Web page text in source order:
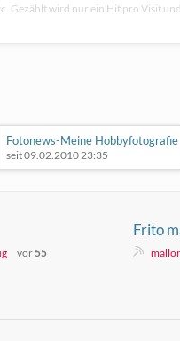
Gezählt wird nur ein Hit pro Visit
Fotonews-Meine Hobbyfotografie
seit 09.02.2010 23:35
vor55
Frito